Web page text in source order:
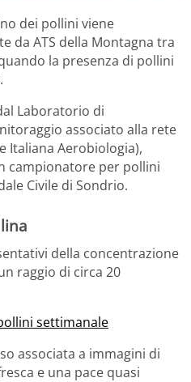
dei pollini viene
da ATS della Montagna tra
la presenza di pollini
Laboratorio di
associato alla rete
Italiana Aerobiologia),
campionatore per pollini
Civile di Sondrio.
della concentrazione
raggio di circa 20
settimanale
associata a immagini di
e una pace quasi